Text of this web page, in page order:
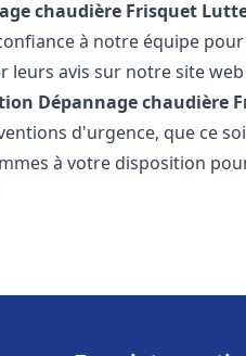
chaudière Frisquet
à notre équipe
leurs avis sur notre site
Dépannage chaudière
d'urgence, que ce
à votre disposition